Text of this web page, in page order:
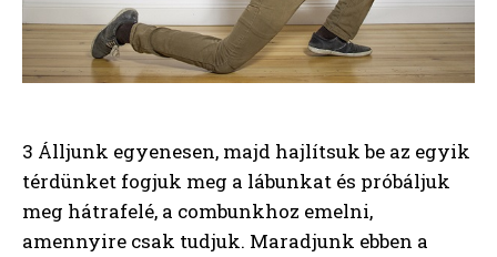
3 Álljunk egyenesen, majd hajlítsuk be az egyik
térdünket fogjuk meg a lábunkat és próbáljuk
meg hátrafelé, a combunkhoz emelni,
amennyire csak tudjuk. Maradjunk ebben a